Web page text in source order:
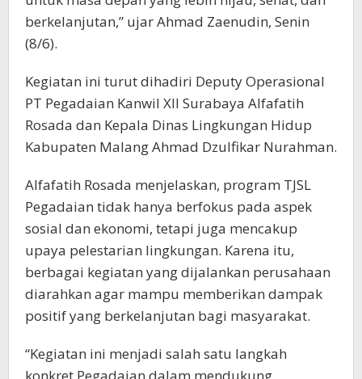
berkelanjutan,” ujar Ahmad Zaenudin, Senin
(8/6).
Kegiatan ini turut dihadiri Deputy Operasional
PT Pegadaian Kanwil XII Surabaya Alfafatih
Rosada dan Kepala Dinas Lingkungan Hidup
Kabupaten Malang Ahmad Dzulfikar Nurahman.
Alfafatih Rosada menjelaskan, program TJSL
Pegadaian tidak hanya berfokus pada aspek
sosial dan ekonomi, tetapi juga mencakup
upaya pelestarian lingkungan. Karena itu,
berbagai kegiatan yang dijalankan perusahaan
diarahkan agar mampu memberikan dampak
positif yang berkelanjutan bagi masyarakat.
“Kegiatan ini menjadi salah satu langkah